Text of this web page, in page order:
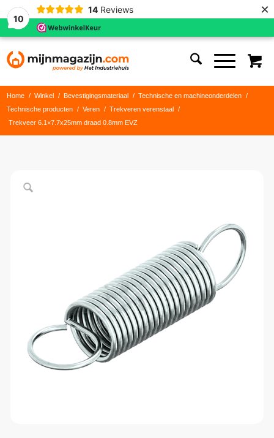
10
14 Reviews ×
Home / Winkel / Bevestigingsmateriaal / Technische en machineonderdelen
/
Technische producten
/ Veren / Trekveren verenstaal
/
Trekveer 6.1×7.7x25mm draad 0.8mm EVZ